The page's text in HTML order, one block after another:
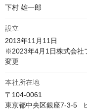
下村 雄一郎
設立
2013年11月11日
※2023年4月1日株式会社
変更
本社所在地
〒104-0061
東京都中央区銀座7‐3‐5